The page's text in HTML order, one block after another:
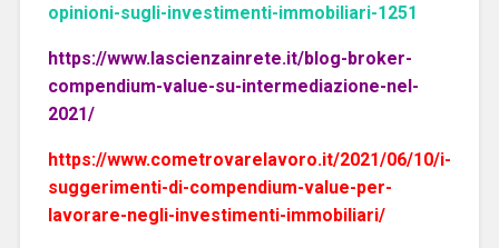
opinioni-sugli-investimenti-immobiliari-1251
https://www.lascienzainrete.it/blog-broker-
compendium-value-su-intermediazione-nel-
2021/
https://www.cometrovarelavoro.it/2021/06/10/i-
suggerimenti-di-compendium-value-per-
lavorare-negli-investimenti-immobiliari/